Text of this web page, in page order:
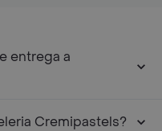
entrega a
Cremipastels?